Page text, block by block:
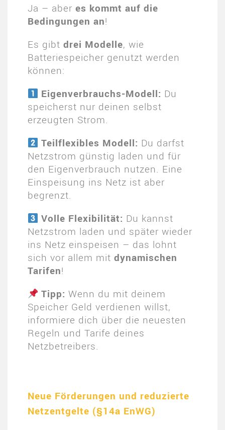
Ja – aber es kommt auf die
Bedingungen an!
Es gibt drei Modelle, wie
Batteriespeicher genutzt werden
können:
Eigenverbrauchs-Modell: Du
speicherst nur deinen selbst
erzeugten Strom.
Teilflexibles Modell: Du darfst
Netzstrom günstig laden und für
den Eigenverbrauch nutzen. Eine
Einspeisung ins Netz ist aber
begrenzt.
Volle Flexibilität: Du kannst
Netzstrom laden und später wieder
ins Netz einspeisen – das lohnt
sich vor allem mit dynamischen
Tarifen!
Tipp: Wenn du mit deinem
Speicher Geld verdienen willst,
informiere dich über die neuesten
Regeln und Tarife deines
Netzbetreibers.
Neue Förderungen und reduzierte
Netzentgelte (§14a EnWG)